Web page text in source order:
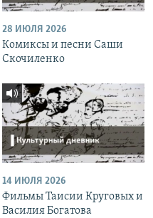
28 ИЮЛЯ 2026
Комиксы и песни Саши
Скочиленко
14 ИЮЛЯ 2026
Фильмы Таисии Круговых и
Василия Богатова